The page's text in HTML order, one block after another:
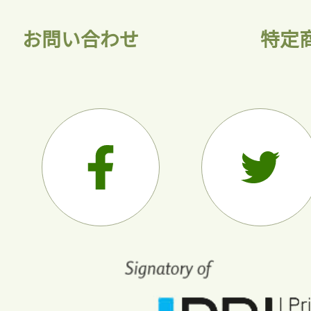
お問い合わせ 特定